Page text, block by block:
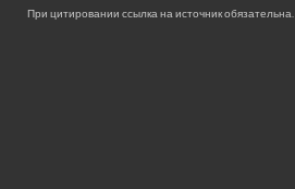
При цитировании ссылка на источник обязательна.